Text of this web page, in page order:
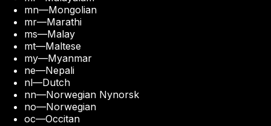
mn—Mongolian
mr—Marathi
ms—Malay
mt—Maltese
my—Myanmar
ne—Nepali
nl—Dutch
nn—Norwegian Nynorsk
no—Norwegian
oc—Occitan